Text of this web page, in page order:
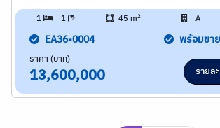
1 1 45 m2 A
EA36-0004 พร้อมขาย
ราคา (บาท)
13,600,000 รายล